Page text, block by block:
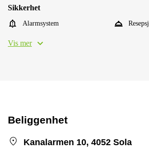
Sikkerhet
Alarmsystem
Vis mer
Beliggenhet
Kanalarmen 10, 4052 Sola